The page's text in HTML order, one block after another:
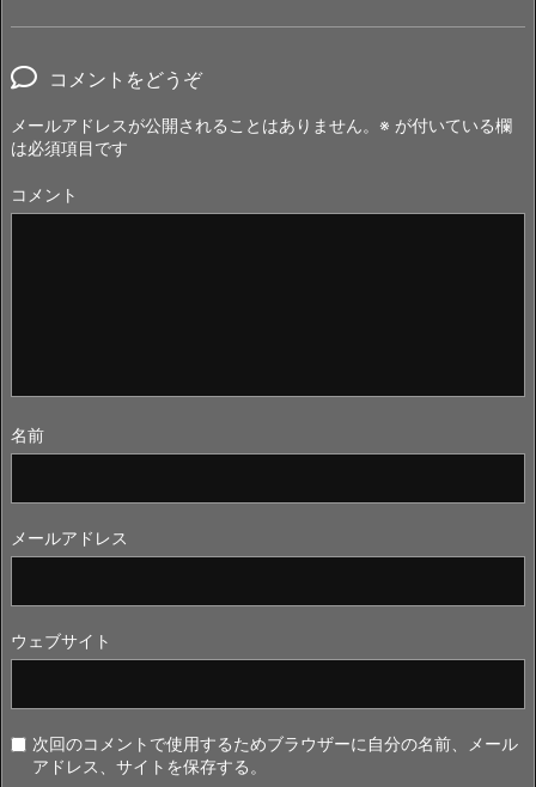
コメントをどうぞ
メールアドレスが公開されることはありません。 ※ が付いている欄
は必須項目です
コメント
名前
メールアドレス
ウェブサイト
次回のコメントで使用するためブラウザーに自分の名前、メール
アドレス、サイトを保存する。